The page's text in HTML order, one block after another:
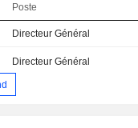
Poste
Directeur Général
Directeur Général